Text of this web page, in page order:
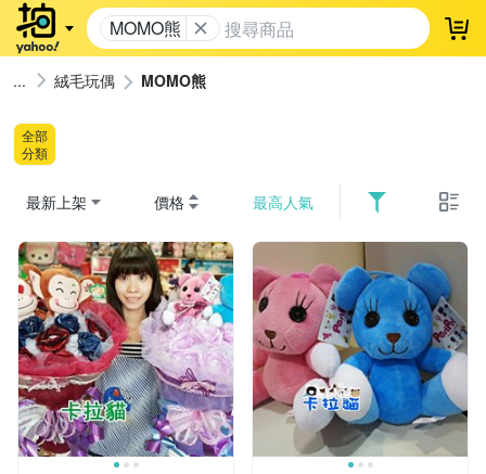
MOMO熊 登
絨毛玩偶 MOMO熊
全部
分類
最新上架 價格 最高人氣